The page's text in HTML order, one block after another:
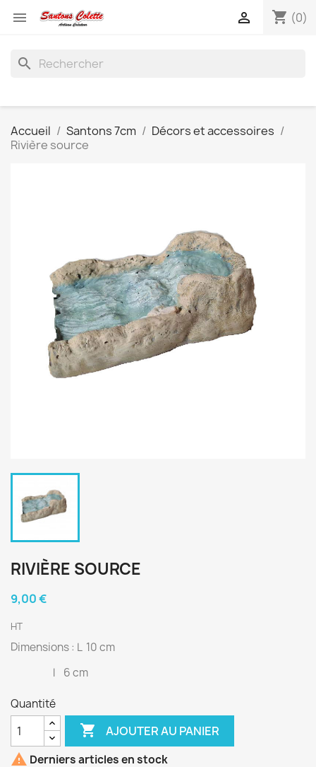
 shopping_cart (0)

search
Accueil Santons 7cm
Décors et accessoires
Rivière source
RIVIÈRE SOURCE
9,00 €
HT
Dimensions : L 10 cm
l 6 cm
Quantité
 AJOUTER AU PANIER
 Derniers articles en stock